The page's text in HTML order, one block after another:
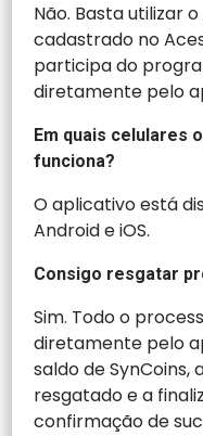
Não. Basta utilizar
cadastrado no
participa do
diretamente pelo
Em quais celulares
funciona?
O aplicativo está
Android e iOS.
Consigo resgatar
Sim. Todo o
diretamente pelo
saldo de SynCoins,
resgatado e a
confirmação de